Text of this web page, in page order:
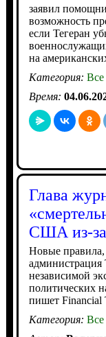
заявил
возможность
если Тегеран
на
Категория: Все
Время:
Глава
США из-
Новые правила,
администрация
независимой
политических
пишет Financial
Категория: Все